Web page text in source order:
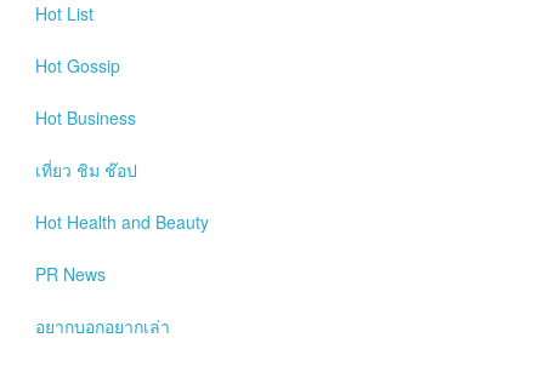
Hot List
Hot Gossip
Hot Business
เที่ยว ชิม ช๊อป
Hot Health and Beauty
PR News
อยากบอกอยากเล่า